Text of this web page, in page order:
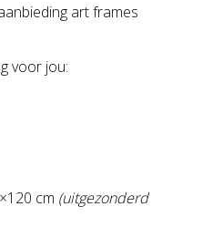
art frames
voor jou:
cm (uitgezonderd